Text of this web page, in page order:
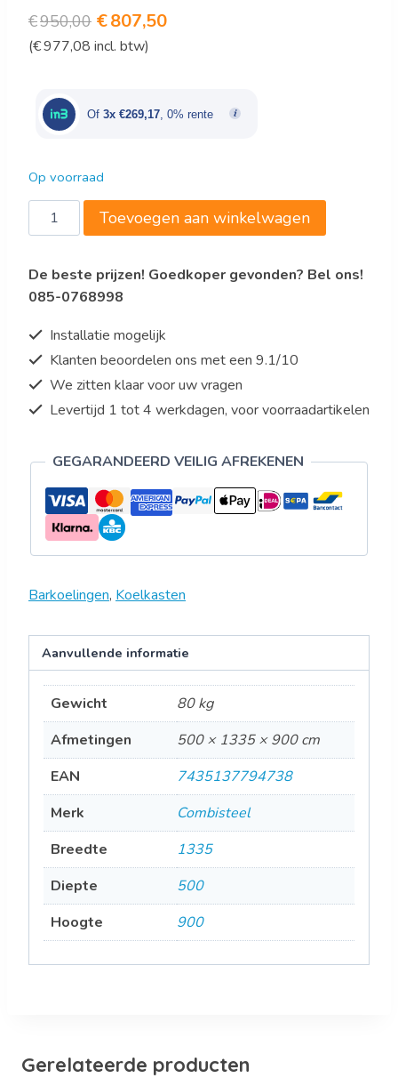
€950,00 Oorspronkelijke
prijs
€950,00.
€807,50Huidige
€807,50.
(€977,08 incl. btw)
Of 3x €269,17 , 0% rente
Op voorraad
BARKOELER
ZWART
DEUREN
aantal
Toevoegen aan winkelwagen
De beste prijzen! Goedkoper gevonden? Bel ons!
085-0768998
Installatie mogelijk
Klanten beoordelen ons met een 9.1/10
We zitten klaar voor uw vragen
Levertijd 1 tot 4 werkdagen, voor voorraadartikelen
GEGARANDEERD VEILIG AFREKENEN
Barkoelingen, Koelkasten
Aanvullende informatie
Gewicht
80 kg
Afmetingen
500 × 1335 × 900 cm
EAN
7435137794738
Merk
Combisteel
Breedte
1335
Diepte
500
Hoogte
900
Gerelateerde producten